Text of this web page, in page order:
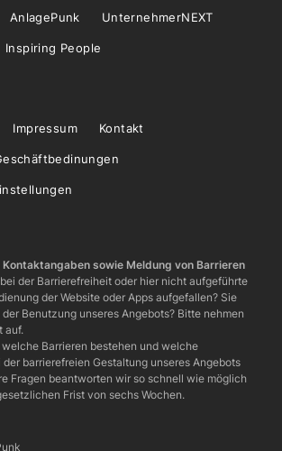
AnlagePunk UnternehmerNEXT
Inspiring People
Impressum Kontakt
sowie Meldung von Barrieren
der Barrierefreiheit oder hier nicht aufgeführte
der Website oder Apps aufgefallen? Sie
Benutzung unseres Angebots? Bitte nehmen
auf.
Barrieren bestehen und welche
barrierefreien Gestaltung unseres Angebots
Fragen beantworten wir so schnell wie möglich
Frist von sechs Wochen.